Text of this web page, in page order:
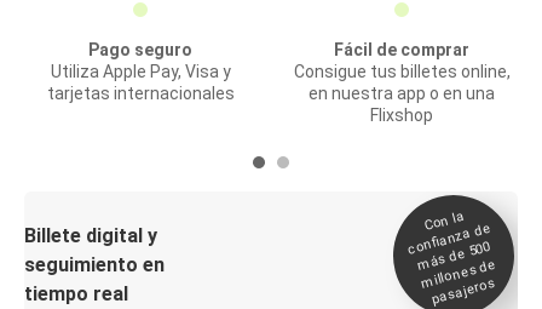
Pago seguro
Utiliza Apple Pay, Visa y
tarjetas internacionales
Fácil de comprar
Consigue tus billetes online,
en nuestra app o en una
Flixshop
Billete digital y
seguimiento en
tiempo real
Con la
confianza de
más de 500
millones de
pasajeros